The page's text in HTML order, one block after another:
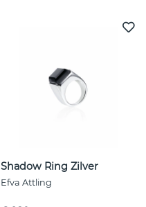
Shadow Ring Zilver
Efva Attling